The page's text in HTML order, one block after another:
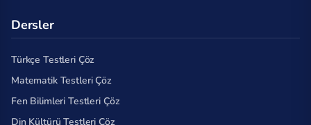
Dersler
Türkçe Testleri Çöz
Matematik Testleri Çöz
Fen Bilimleri Testleri Çöz
Din Kültürü Testleri Çöz